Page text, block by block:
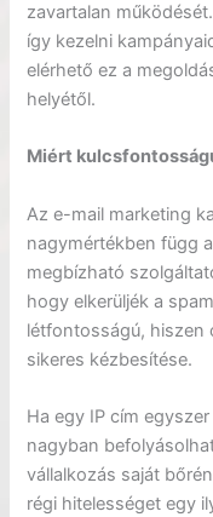
zavartalan
így kezelni
elérhető ez a
helyétől.
Miért
Az e-mail marketing
nagymértékben függ
megbízható
hogy elkerüljék a
létfontosságú, hiszen
sikeres kézbesítése.
Ha egy IP cím
nagyban
vállalkozás saját
régi hitelességet egy